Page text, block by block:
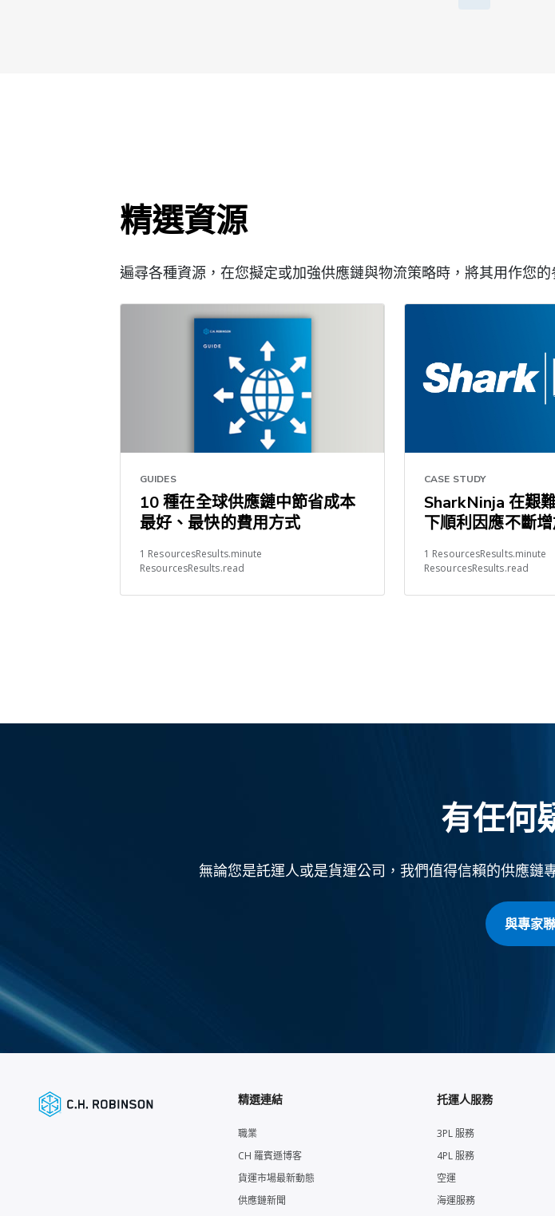
精選資源
遍尋各種資源，在您擬定或加強供應鏈與物流策略時，將其用作您的
GUIDES
10 種在全球供應鏈中節省成本
最好、最快的費用方式
1 ResourcesResults.minute
ResourcesResults.read
CASE STUDY
SharkNinja 在艱
下順利因應不斷
1 ResourcesResults.minute
ResourcesResults.read
有任何
無論您是託運人或是貨運公司，我們值得信賴的供應鏈
與專家
精選連結
職業
CH 羅賓遜博客
貨運市場最新動態
供應鏈新聞
托運人服務
3PL 服務
4PL 服務
空運
海運服務